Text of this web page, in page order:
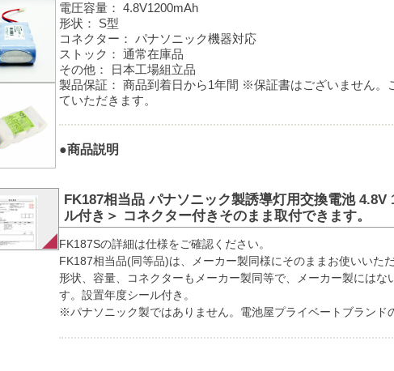
電圧容量： 4.8V1200mAh
形状：
S型
コネクター： パナソニック機器対応
ストック： 通常在庫品
その他：
日本工場組立品
製品保証： 商品到着日から1年間 ※保証書はございません。
ていただきます。
●商品説明
FK187相当品 パナソニック製誘導灯用交換電池 4.8V
ル付き＞ コネクター付きそのまま取付できます。
FK187Sの詳細は仕様をご確認ください。
FK187相当品(同等品)は、メーカー製同様にそのままお使いいた
形状、容量、コネクターもメーカー製同等で、メーカー製にはな
す。設置年度シール付き。
※パナソニック製ではありません。電池屋プライベートブランド